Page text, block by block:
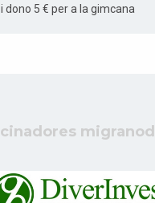
dono 5 € per a la gimcana